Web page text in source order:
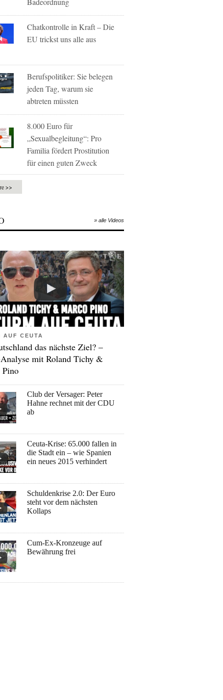
Chatkontrolle in Kraft – Die
EU trickst uns alle aus
Berufspolitiker: Sie belegen
jeden Tag, warum sie
abtreten müssten
8.000 Euro für
„Sexualbegleitung“: Pro
Familia fördert Prostitution
für einen guten Zweck
>>
» alle Videos
AUF CEUTA
das nächste Ziel? –
mit Roland Tichy &
Club der Versager: Peter
Hahne rechnet mit der CDU
ab
Ceuta-Krise: 65.000 fallen in
die Stadt ein – wie Spanien
ein neues 2015 verhindert
Schuldenkrise 2.0: Der Euro
steht vor dem nächsten
Kollaps
Cum-Ex-Kronzeuge auf
Bewährung frei